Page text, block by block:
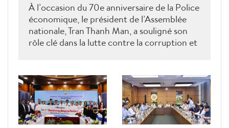
À l’occasion du 70e anniversaire de la Police
économique, le président de l’Assemblée
nationale, Tran Thanh Man, a souligné son
rôle clé dans la lutte contre la corruption et